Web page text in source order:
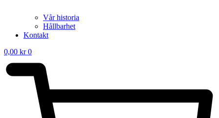
Vår historia
Hållbarhet
Kontakt
0,00 kr 0